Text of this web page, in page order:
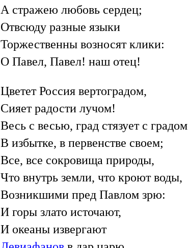
А стражею любовь сердец;
Отвсюду разные языки
Торжественны возносят клики:
О Павел, Павел! наш отец!
Цветет Россия вертоградом,
Сияет радости лучом!
Весь с весью, град стязует с градом
В избытке, в первенстве своем;
Все, все сокровища природы,
Что внутрь земли, что кроют воды,
Возникшими пред Павлом зрю:
И горы злато источают,
И океаны извергают